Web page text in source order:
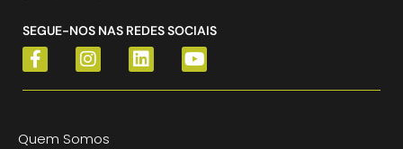
SEGUE-NOS NAS REDES SOCIAIS
Quem Somos